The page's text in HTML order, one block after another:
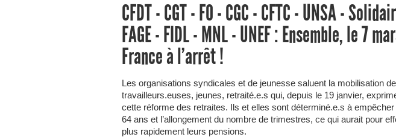
CFDT - CGT - FO - CGC - CFTC - UNSA -
FAGE - FIDL - MNL - UNEF : Ensemble, le 7
France à l’arrêt !
Les organisations syndicales et de jeunesse saluent la mobilisation
travailleurs.euses, jeunes, retraité.e.s qui, depuis le 19 janvier,
cette réforme des retraites. Ils et elles sont déterminé.e.s à empêcher
64 ans et l’allongement du nombre de trimestres, ce qui aurait pour
plus rapidement leurs pensions.